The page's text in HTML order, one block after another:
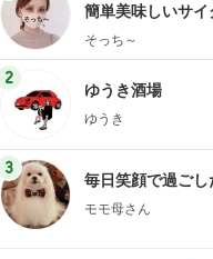
簡単美味しいサイ
献立
そっち～
2
ゆうき酒場
ゆうき
3
毎日笑顔で過ごし
モモ母さん